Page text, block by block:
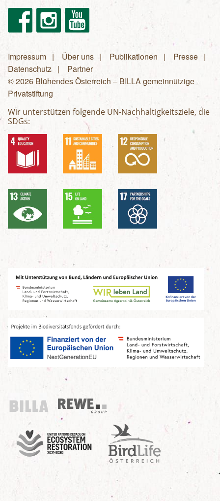
FacebookInstagram Youtube
Fußzeilenmenü
Impressum Über uns Publikationen
Presse
Datenschutz
Partner
© 2026 Blühendes Österreich – BILLA gemeinnützige
Privatstiftung
Wir unterstützen folgende UN-Nachhaltigkeitsziele, die
SDGs:
Billa
REWE Group
UN Decade
Birdlife